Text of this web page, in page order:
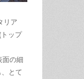
リア
ップ
面の細
とて